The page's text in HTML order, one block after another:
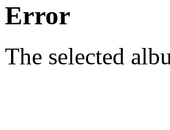
Error
The selected